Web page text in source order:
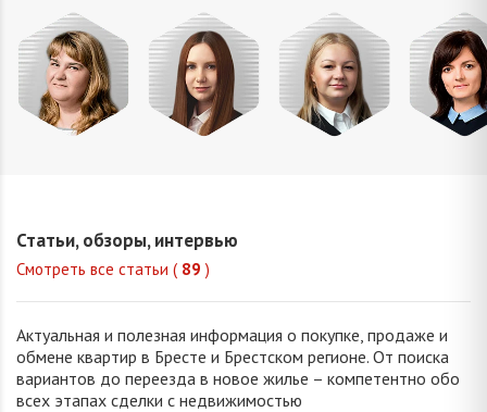
Статьи, обзоры, интервью
Смотреть все статьи ( 89 )
Актуальная и полезная информация о покупке, продаже и
обмене квартир в Бресте и Брестском регионе. От поиска
вариантов до переезда в новое жилье – компетентно обо
всех этапах сделки с недвижимостью